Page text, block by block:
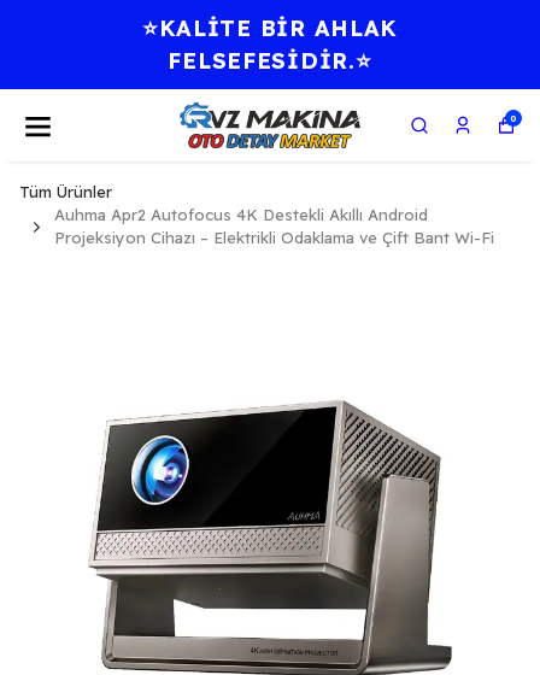
⭐KALİTE BİR AHLAK
FELSEFESİDİR.⭐
0
Tüm Ürünler
Auhma Apr2 Autofocus 4K Destekli Akıllı Android
Projeksiyon Cihazı – Elektrikli Odaklama ve Çift Bant Wi-Fi